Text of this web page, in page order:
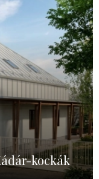
kockák